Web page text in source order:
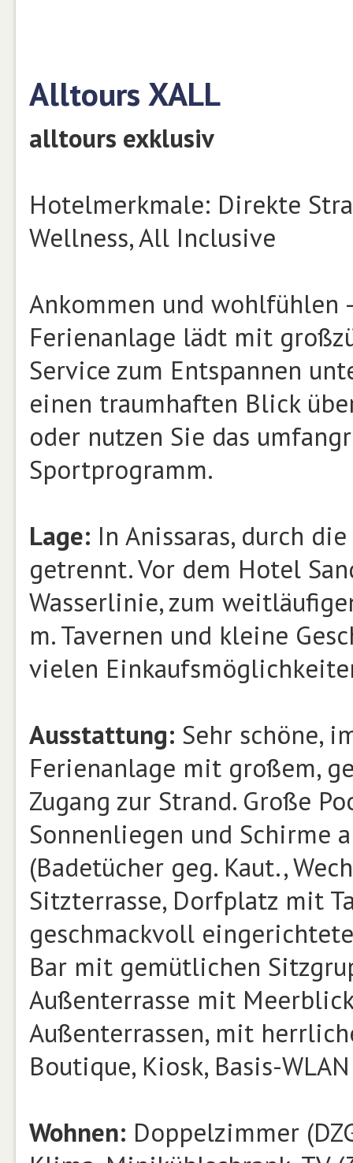
Alltours XALL
alltours exklusiv
Hotelmerkmale: Direkte
Wellness, All Inclusive
Ankommen und
Ferienanlage lädt mit
Service zum Entspannen
einen traumhaften Blick
oder nutzen Sie das
Sportprogramm.
Lage: In Anissaras, durch
getrennt. Vor dem Hotel
Wasserlinie, zum
m. Tavernen und kleine
vielen
Ausstattung: Sehr schöne,
Ferienanlage mit großem,
Zugang zur Strand. Große
Sonnenliegen und Schirme
(Badetücher geg. Kaut.,
Sitzterrasse, Dorfplatz mit
geschmackvoll
Bar mit gemütlichen
Außenterrasse mit
Außenterrassen, mit
Boutique, Kiosk, Basis-
Wohnen: Doppelzimmer